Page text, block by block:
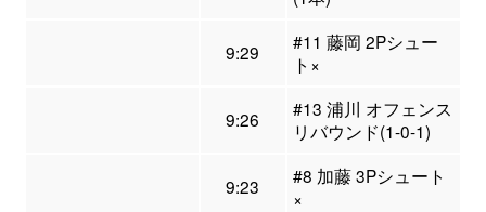
9:29
#11 藤岡 2Pシュー
ト×
9:26
#13 浦川 オフェンス
リバウンド(1-0-1)
9:23
#8 加藤 3Pシュート
×